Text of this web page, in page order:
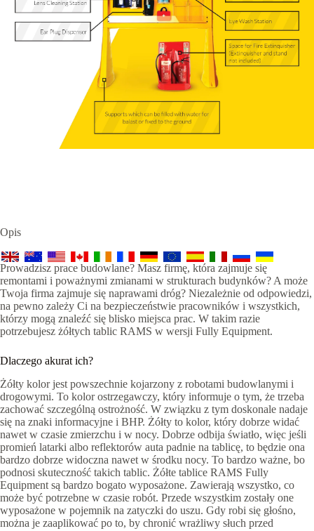
Opis
Prowadzisz prace budowlane? Masz firmę, która zajmuje się
remontami i poważnymi zmianami w strukturach budynków? A może
Twoja firma zajmuje się naprawami dróg? Niezależnie od odpowiedzi,
na pewno zależy Ci na bezpieczeństwie pracowników i wszystkich,
którzy mogą znaleźć się blisko miejsca prac. W takim razie
potrzebujesz żółtych tablic RAMS w wersji Fully Equipment.
Dlaczego akurat ich?
Żółty kolor jest powszechnie kojarzony z robotami budowlanymi i
drogowymi. To kolor ostrzegawczy, który informuje o tym, że trzeba
zachować szczególną ostrożność. W związku z tym doskonale nadaje
się na znaki informacyjne i BHP. Żółty to kolor, który dobrze widać
nawet w czasie zmierzchu i w nocy. Dobrze odbija światło, więc jeśli
promień latarki albo reflektorów auta padnie na tablicę, to będzie ona
bardzo dobrze widoczna nawet w środku nocy. To bardzo ważne, bo
podnosi skuteczność takich tablic. Żółte tablice RAMS Fully
Equipment są bardzo bogato wyposażone. Zawierają wszystko, co
może być potrzebne w czasie robót. Przede wszystkim zostały one
wyposażone w pojemnik na zatyczki do uszu. Gdy robi się głośno,
można je zaaplikować po to, by chronić wrażliwy słuch przed